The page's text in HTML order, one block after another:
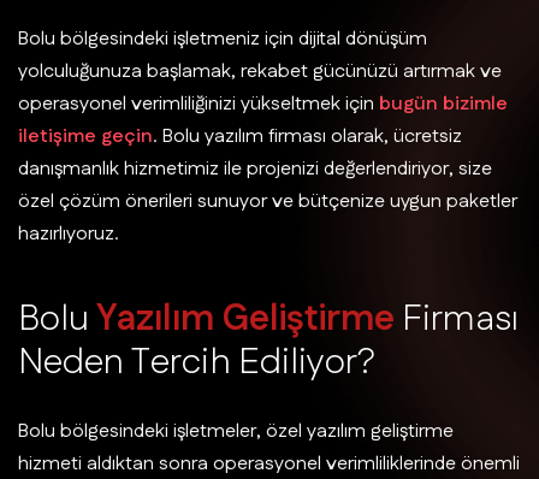
Bolu bölgesindeki işletmeniz için dijital dönüşüm
yolculuğunuza başlamak, rekabet gücünüzü artırmak ve
operasyonel verimliliğinizi yükseltmek için bugün bizimle
iletişime geçin. Bolu yazılım firması olarak, ücretsiz
danışmanlık hizmetimiz ile projenizi değerlendiriyor, size
özel çözüm önerileri sunuyor ve bütçenize uygun paketler
hazırlıyoruz.
BoluYazılım Geliştirme Firması
NedenTercih Ediliyor?
Bolu bölgesindeki işletmeler, özel yazılım geliştirme
hizmeti aldıktan sonra operasyonel verimliliklerinde önemli